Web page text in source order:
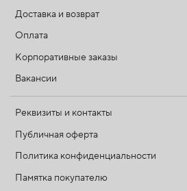
Доставка и возврат
Оплата
Корпоративные заказы
Вакансии
Реквизиты и контакты
Публичная оферта
Политика конфиденциальности
Памятка покупателю